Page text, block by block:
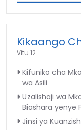
Kikaango
Vitu 12
Kifuniko cha
wa Asili
Uzalishaji wa
Biashara yenye
Jinsi ya